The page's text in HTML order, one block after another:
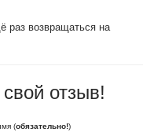
раз возвращаться на
отзыв!
(обязательно!)